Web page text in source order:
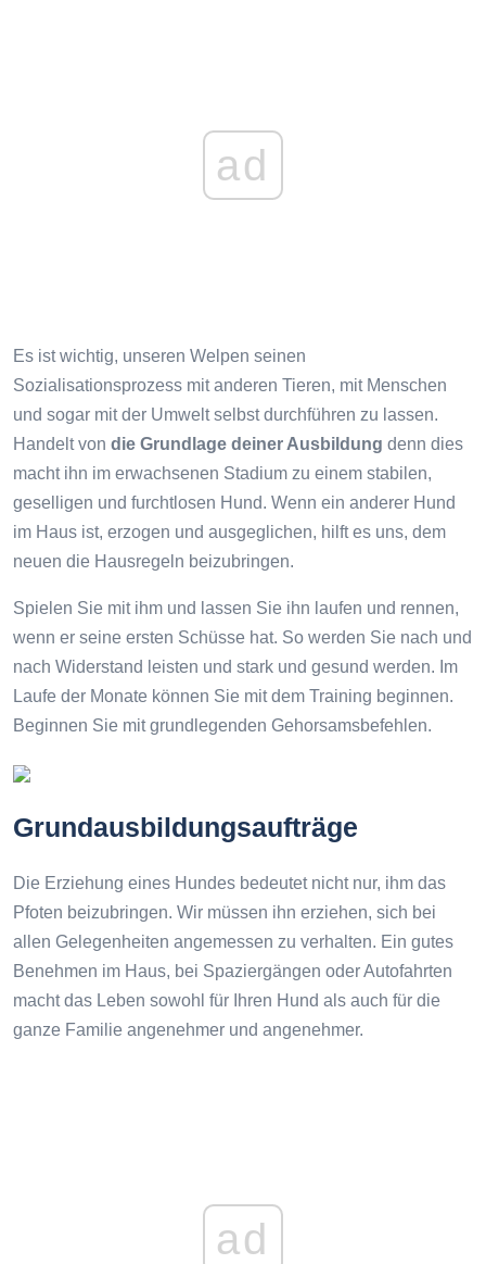
ad
Es ist wichtig, unseren Welpen seinen
Sozialisationsprozess mit anderen Tieren, mit Menschen
und sogar mit der Umwelt selbst durchführen zu lassen.
Handelt von die Grundlage deiner Ausbildung denn dies
macht ihn im erwachsenen Stadium zu einem stabilen,
geselligen und furchtlosen Hund. Wenn ein anderer Hund
im Haus ist, erzogen und ausgeglichen, hilft es uns, dem
neuen die Hausregeln beizubringen.
Spielen Sie mit ihm und lassen Sie ihn laufen und rennen,
wenn er seine ersten Schüsse hat. So werden Sie nach und
nach Widerstand leisten und stark und gesund werden. Im
Laufe der Monate können Sie mit dem Training beginnen.
Beginnen Sie mit grundlegenden Gehorsamsbefehlen.
Grundausbildungsaufträge
Die Erziehung eines Hundes bedeutet nicht nur, ihm das
Pfoten beizubringen. Wir müssen ihn erziehen, sich bei
allen Gelegenheiten angemessen zu verhalten. Ein gutes
Benehmen im Haus, bei Spaziergängen oder Autofahrten
macht das Leben sowohl für Ihren Hund als auch für die
ganze Familie angenehmer und angenehmer.
ad